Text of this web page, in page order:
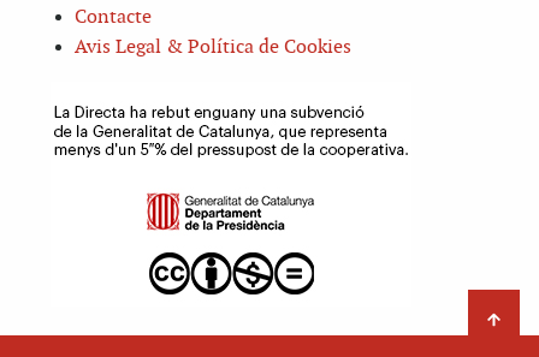
Contacte
Avis Legal & Política de Cookies